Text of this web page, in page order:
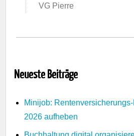
VG Pierre
Neueste Beiträge
Minijob:
2026 aufheben